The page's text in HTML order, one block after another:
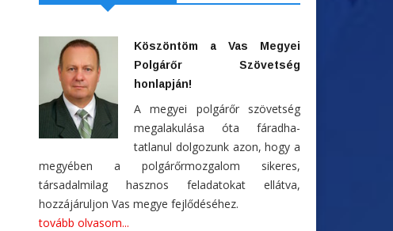
Köszöntöm a Vas Megyei
Polgárőr Szövetség
honlapján!
A megyei polgárőr szövetség
megalakulása óta fáradha-
tatlanul dolgozunk azon, hogy a
megyében a polgárőrmozgalom sikeres,
társadalmilag hasznos feladatokat ellátva,
hozzájáruljon Vas megye fejlődéséhez.
tovább olvasom...